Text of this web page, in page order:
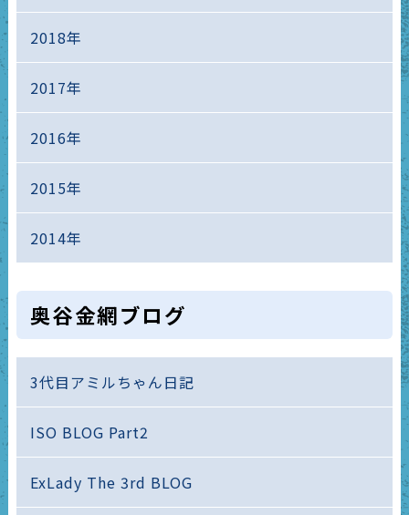
2018年
2017年
2016年
2015年
2014年
奥谷金網ブログ
3代目アミルちゃん日記
ISO BLOG Part2
ExLady The 3rd BLOG